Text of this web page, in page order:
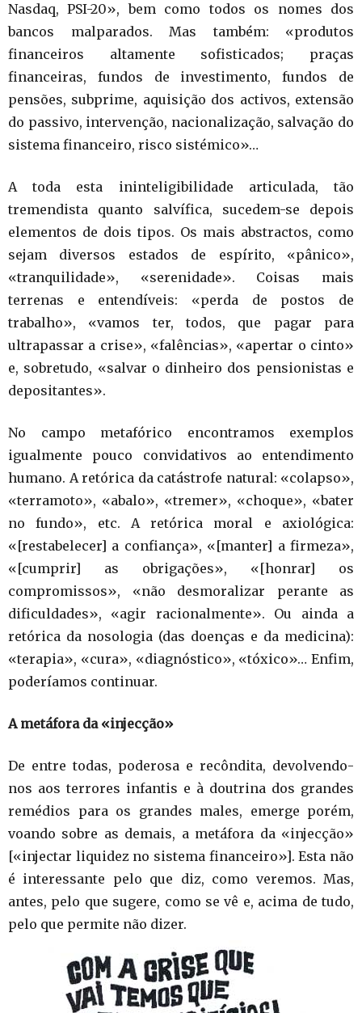
Nasdaq, PSI-20», bem como todos os nomes dos
bancos malparados. Mas também: «produtos
financeiros altamente sofisticados; praças
financeiras, fundos de investimento, fundos de
pensões, subprime, aquisição dos activos, extensão
do passivo, intervenção, nacionalização, salvação do
sistema financeiro, risco sistémico»…
A toda esta ininteligibilidade articulada, tão
tremendista quanto salvífica, sucedem-se depois
elementos de dois tipos. Os mais abstractos, como
sejam diversos estados de espírito, «pânico»,
«tranquilidade», «serenidade». Coisas mais
terrenas e entendíveis: «perda de postos de
trabalho», «vamos ter, todos, que pagar para
ultrapassar a crise», «falências», «apertar o cinto»
e, sobretudo, «salvar o dinheiro dos pensionistas e
depositantes».
No campo metafórico encontramos exemplos
igualmente pouco convidativos ao entendimento
humano. A retórica da catástrofe natural: «colapso»,
«terramoto», «abalo», «tremer», «choque», «bater
no fundo», etc. A retórica moral e axiológica:
«[restabelecer] a confiança», «[manter] a firmeza»,
«[cumprir] as obrigações», «[honrar] os
compromissos», «não desmoralizar perante as
dificuldades», «agir racionalmente». Ou ainda a
retórica da nosologia (das doenças e da medicina):
«terapia», «cura», «diagnóstico», «tóxico»… Enfim,
poderíamos continuar.
A metáfora da «injecção»
De entre todas, poderosa e recôndita, devolvendo-
nos aos terrores infantis e à doutrina dos grandes
remédios para os grandes males, emerge porém,
voando sobre as demais, a metáfora da «injecção»
[«injectar liquidez no sistema financeiro»]. Esta não
é interessante pelo que diz, como veremos. Mas,
antes, pelo que sugere, como se vê e, acima de tudo,
pelo que permite não dizer.